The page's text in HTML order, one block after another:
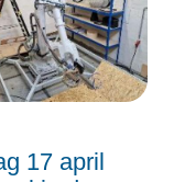
17 april